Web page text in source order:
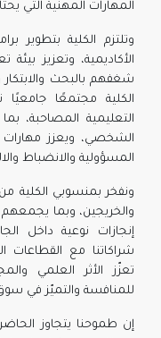
المهارات المهنية التي
وتلتزم الكلية بتطوير
الأكاديمية، وتعزيز
شغفهم بالبحث
الكلية مجتمعًا جامعيًا
التعليمية المصاحبة،
الشخصي، ويعزز
المسؤولية والانضباط
ونفخر بمنسوبي الكلية
والخريجين، وبما
إنجازات نوعية داخل
شراكاتنا مع القطاعات
تعزّز الأثر العلمي
للمنافسة والتميّز في
إن طموحنا يتجاوز